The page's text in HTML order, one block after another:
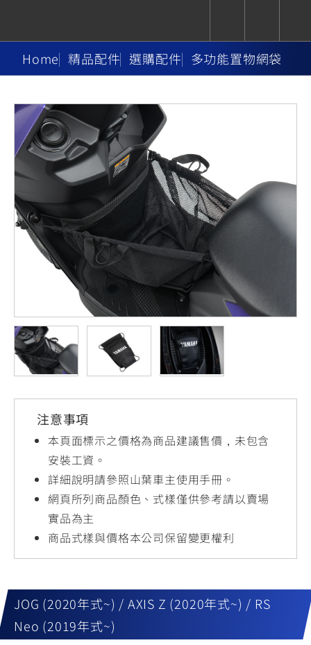
Super
Sport
Hyper
Naked
YZF-R9
550+
YZF-R7
550+
YZF-R3
251~549
YZF-R15
150
MT-
09
Y-
AMT
550+
MT-
09
550+
MT-
07
Y-
AMT
MT-
07
550+
MT-
251~549
MT-
150
700
Premium Sport Fashion
TMAX
550+
XMAX
251~549
NMAX
150
AUGUR
150
CYGNUS
XR
150
CYGNUS
X
125
FORCE
2.0
150
RS NEO
125
Limi
125
Vinoora
125
PW50
50
Z /
125
CUXiE
追蹤愛車
我的愛車 瀏覽紀錄
Home 精品配件 選購配件 多功能置物網袋
注意事項
本頁面標示之價格為商品建議售價，未包含
安裝工資。
詳細說明請參照山葉車主使用手冊。
網頁所列商品顏色、式樣僅供參考請以賣場
實品為主
商品式樣與價格本公司保留變更權利
JOG (2020年式~) / AXIS Z (2020年式~) / RS
Neo (2019年式~)